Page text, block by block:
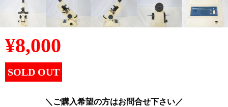
¥8,000
SOLD OUT
＼ご購入希望の方はお問合せ下さい／